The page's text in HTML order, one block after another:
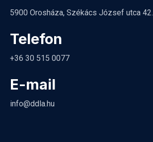
5900 Orosháza, Székács József utca 42.
Telefon
+36 30 515 0077
E-mail
info@ddla.hu